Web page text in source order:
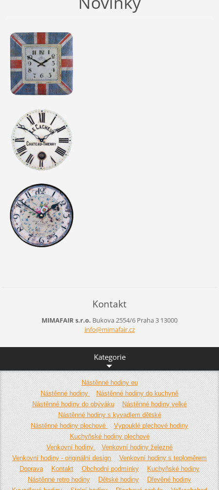
Kontakt
MIMAFAIR s.r.o. Bukova 2554/6 Praha 3 13000
info@mimafair.cz
Kategorie
Nástěnné hodiny eu
Nástěnné hodiny
Nástěnné hodiny do kuchyně
Nástěnné hodiny do obýváku
Nástěnné hodiny velké
Nástěnné hodiny s kyvadlem dětské
Nástěnné hodiny plechové
Vypouklé plechové hodiny
Kuchyňské hodiny plechové
Venkovní hodiny
Venkovní hodiny železné
Venkovní hodiny - originální design
Venkovní hodiny s teploměrem
Doprava
Kontakt Obchodní podmínky
Kuchyňské hodiny
Nástěnné retro hodiny
Dětské hodiny
Dřevěné hodiny